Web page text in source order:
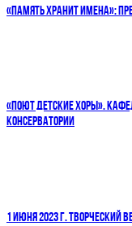
«ПАМЯТЬ ХРАНИТ ИМЕНА»:
«ПОЮТ ДЕТСКИЕ ХОРЫ».
КОНСЕРВАТОРИИ
1 ИЮНЯ 2023 Г. ТВОРЧЕСКИЙ